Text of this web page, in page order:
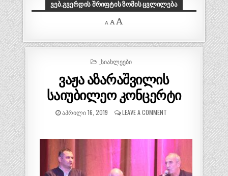
ᲕᲔᲑ.ᲒᲕᲔᲠᲓᲘᲡ ᲨᲠᲘᲤᲢᲘᲡ ᲖᲝᲛᲘᲡ ᲪᲕᲚᲘᲚᲔᲑᲐ
A
Decrease
font
A Reset
A
size.
POSTED
_ᲡᲘᲐᲮᲚᲔᲔᲑᲘ
ვაჟა აზარაშვილის
საიუბილეო კონცერტი
ᲐᲞᲠᲘᲚᲘ 16, 2019 LEAVE A COMMENT